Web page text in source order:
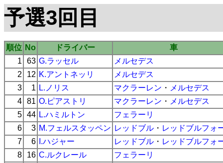
予選3回目
順位 No ドライバー
車
1
63 G.ラッセル
メルセデス
2
12 K.アントネッリ
メルセデス
3
1 L.ノリス マクラーレン ・ メルセデス
4 81 O.ピアストリ マクラーレン ・ メルセデス
5 44 L.ハミルトン
フェラーリ
6
3 M.フェルスタッペン レッドブル ・ レッドブルフォ
7
6 I.ハジャー レッドブル ・ レッドブルフォ
8
16 C.ルクレール
フェラーリ